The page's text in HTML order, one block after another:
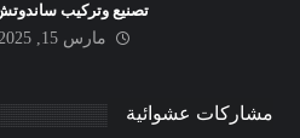
تصنيع وتركيب
مارس 15, 2025
مشاركات عشوائية